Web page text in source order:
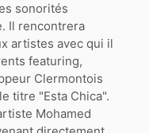
sonorités
Il rencontrera
artistes avec qui il
featuring,
Clermontois
titre "Esta Chica".
Mohamed